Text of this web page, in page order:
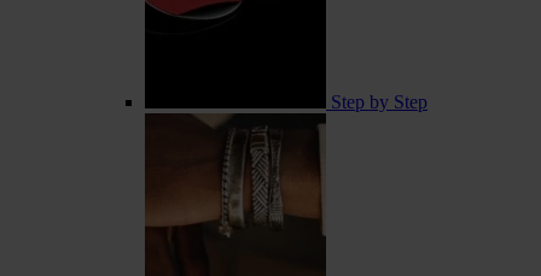
Step by Step